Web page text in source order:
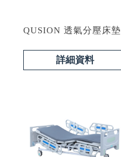
QUSION 透氣分壓床墊
詳細資料